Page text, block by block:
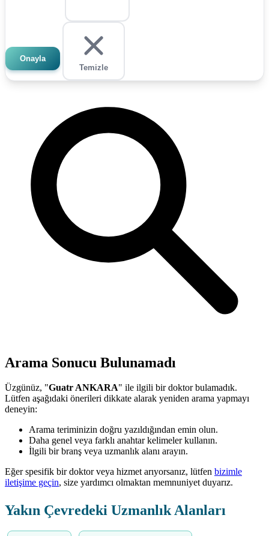
Onayla
Temizle
Arama Sonucu Bulunamadı
Üzgünüz, "Guatr ANKARA" ile ilgili bir doktor bulamadık.
Lütfen aşağıdaki önerileri dikkate alarak yeniden arama yapmayı
deneyin:
Arama teriminizin doğru yazıldığından emin olun.
Daha genel veya farklı anahtar kelimeler kullanın.
İlgili bir branş veya uzmanlık alanı arayın.
Eğer spesifik bir doktor veya hizmet arıyorsanız, lütfen bizimle
iletişime geçin, size yardımcı olmaktan memnuniyet duyarız.
Yakın Çevredeki Uzmanlık Alanları